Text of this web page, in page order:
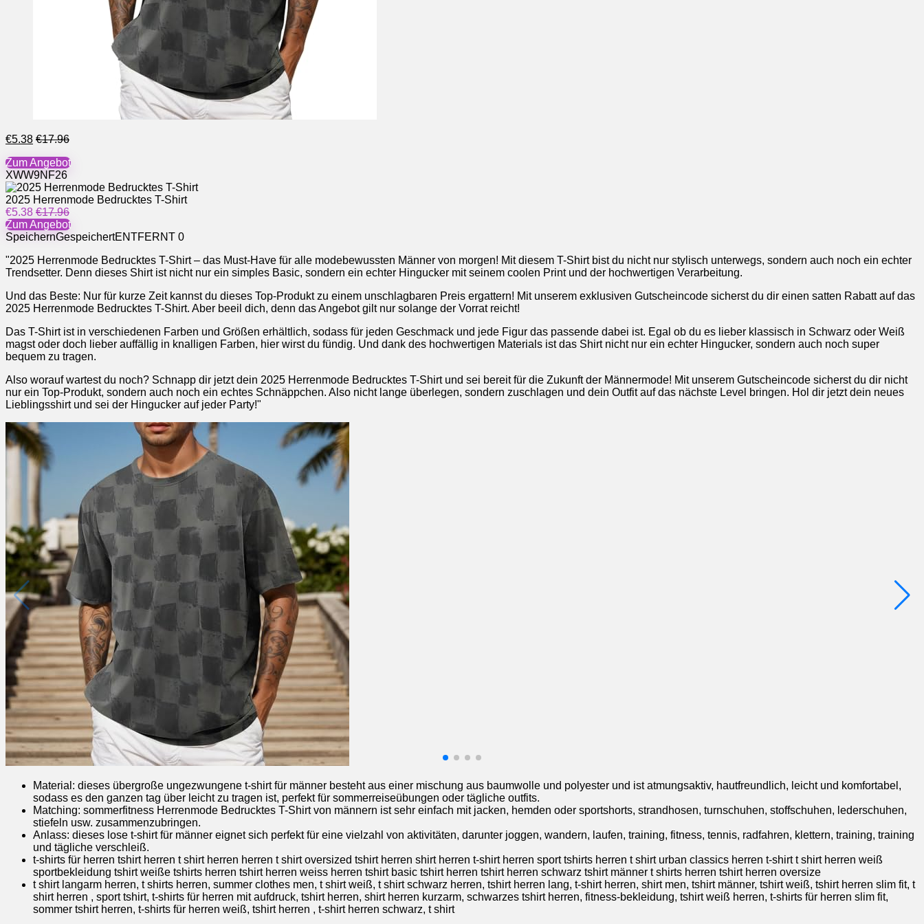
€5.38 €17.96
Zum Angebot
XWW9NF26
2025 Herrenmode Bedrucktes T-Shirt
€5.38 €17.96
Zum Angebot
SpeichernGespeichertENTFERNT 0
"2025 Herrenmode Bedrucktes T-Shirt – das Must-Have für alle modebewussten Männer von morgen! Mit diesem T-Shirt bist du nicht nur stylisch unterwegs, sondern auch noch ein echter
Trendsetter. Denn dieses Shirt ist nicht nur ein simples Basic, sondern ein echter Hingucker mit seinem coolen Print und der hochwertigen Verarbeitung.
Und das Beste: Nur für kurze Zeit kannst du dieses Top-Produkt zu einem unschlagbaren Preis ergattern! Mit unserem exklusiven Gutscheincode sicherst du dir einen satten Rabatt auf das
2025 Herrenmode Bedrucktes T-Shirt. Aber beeil dich, denn das Angebot gilt nur solange der Vorrat reicht!
Das T-Shirt ist in verschiedenen Farben und Größen erhältlich, sodass für jeden Geschmack und jede Figur das passende dabei ist. Egal ob du es lieber klassisch in Schwarz oder Weiß
magst oder doch lieber auffällig in knalligen Farben, hier wirst du fündig. Und dank des hochwertigen Materials ist das Shirt nicht nur ein echter Hingucker, sondern auch noch super
bequem zu tragen.
Also worauf wartest du noch? Schnapp dir jetzt dein 2025 Herrenmode Bedrucktes T-Shirt und sei bereit für die Zukunft der Männermode! Mit unserem Gutscheincode sicherst du dir nicht
nur ein Top-Produkt, sondern auch noch ein echtes Schnäppchen. Also nicht lange überlegen, sondern zuschlagen und dein Outfit auf das nächste Level bringen. Hol dir jetzt dein neues
Lieblingsshirt und sei der Hingucker auf jeder Party!"
Material: dieses übergroße ungezwungene t-shirt für männer besteht aus einer mischung aus baumwolle und polyester und ist atmungsaktiv, hautfreundlich, leicht und komfortabel,
sodass es den ganzen tag über leicht zu tragen ist, perfekt für sommerreiseübungen oder tägliche outfits.
Matching: sommerfitness Herrenmode Bedrucktes T-Shirt von männern ist sehr einfach mit jacken, hemden oder sportshorts, strandhosen, turnschuhen, stoffschuhen, lederschuhen,
stiefeln usw. zusammenzubringen.
Anlass: dieses lose t-shirt für männer eignet sich perfekt für eine vielzahl von aktivitäten, darunter joggen, wandern, laufen, training, fitness, tennis, radfahren, klettern, training, training
und tägliche verschleiß.
t-shirts für herren tshirt herren t shirt herren herren t shirt oversized tshirt herren shirt herren t-shirt herren sport tshirts herren t shirt urban classics herren t-shirt t shirt herren weiß
sportbekleidung tshirt weiße tshirts herren tshirt herren weiss herren tshirt basic tshirt herren tshirt herren schwarz tshirt männer t shirts herren tshirt herren oversize
t shirt langarm herren, t shirts herren, summer clothes men, t shirt weiß, t shirt schwarz herren, tshirt herren lang, t-shirt herren, shirt men, tshirt männer, tshirt weiß, tshirt herren slim fit, t
shirt herren , sport tshirt, t-shirts für herren mit aufdruck, tshirt herren, shirt herren kurzarm, schwarzes tshirt herren, fitness-bekleidung, tshirt weiß herren, t-shirts für herren slim fit,
sommer tshirt herren, t-shirts für herren weiß, tshirt herren , t-shirt herren schwarz, t shirt